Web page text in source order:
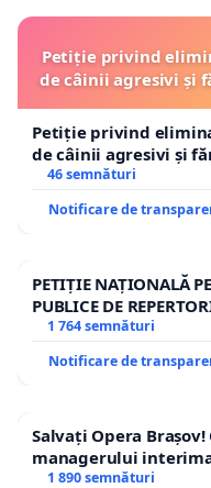
Petiție privind
de câinii agresivi și
Petiție privind
de câinii agresivi și
46 semnături
Notificare de
PETIȚIE NAȚIONALĂ
PUBLICE DE
1 764 semnături
Notificare de
Salvați Opera
managerului
1 890 semnături